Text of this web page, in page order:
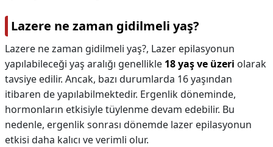
Lazere ne zaman gidilmeli yaş?
Lazere ne zaman gidilmeli yaş?, Lazer epilasyonun
yapılabileceği yaş aralığı genellikle 18 yaş ve üzeri olarak
tavsiye edilir. Ancak, bazı durumlarda 16 yaşından
itibaren de yapılabilmektedir. Ergenlik döneminde,
hormonların etkisiyle tüylenme devam edebilir. Bu
nedenle, ergenlik sonrası dönemde lazer epilasyonun
etkisi daha kalıcı ve verimli olur.